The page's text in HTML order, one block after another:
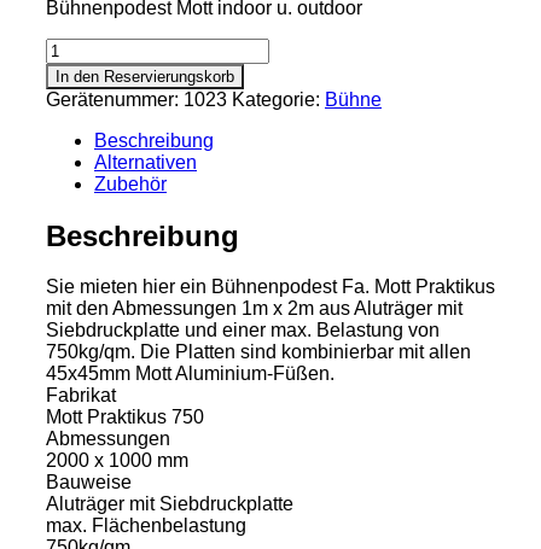
Bühnenpodest Mott indoor u. outdoor
Bühnenplatte
2.00
x
1.00
Menge
In den Reservierungskorb
Gerätenummer: 1023 Kategorie: Bühne
Beschreibung
Alternativen
Zubehör
Beschreibung
Sie mieten hier ein Bühnenpodest Fa. Mott Praktikus
mit den Abmessungen 1m x 2m aus Aluträger mit
Siebdruckplatte und einer max. Belastung von
750kg/qm. Die Platten sind kombinierbar mit allen
45x45mm Mott Aluminium-Füßen.
Fabrikat
Mott Praktikus 750
Abmessungen
2000 x 1000 mm
Bauweise
Aluträger mit Siebdruckplatte
max. Flächenbelastung